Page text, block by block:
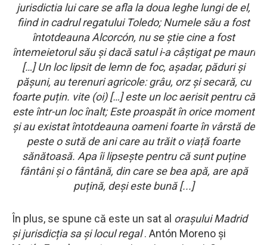
jurisdictia lui care se afla la doua leghe lungi de el,
fiind in cadrul regatului Toledo; Numele său a fost
întotdeauna Alcorcón, nu se știe cine a fost
întemeietorul său și dacă satul i-a câștigat pe mauri
[…] Un loc lipsit de lemn de foc, așadar, păduri și
pășuni, au terenuri agricole: grâu, orz și secară, cu
foarte puțin. vite (oi) […] este un loc aerisit pentru că
este într-un loc înalt; Este proaspăt în orice moment
și au existat întotdeauna oameni foarte în vârstă de
peste o sută de ani care au trăit o viață foarte
sănătoasă. Apa îi lipsește pentru că sunt puține
fântâni și o fântână, din care se bea apă, are apă
puțină, deși este bună [...]
În plus, se spune că este un sat al orașului Madrid
și jurisdicția sa și locul regal. Antón Moreno și